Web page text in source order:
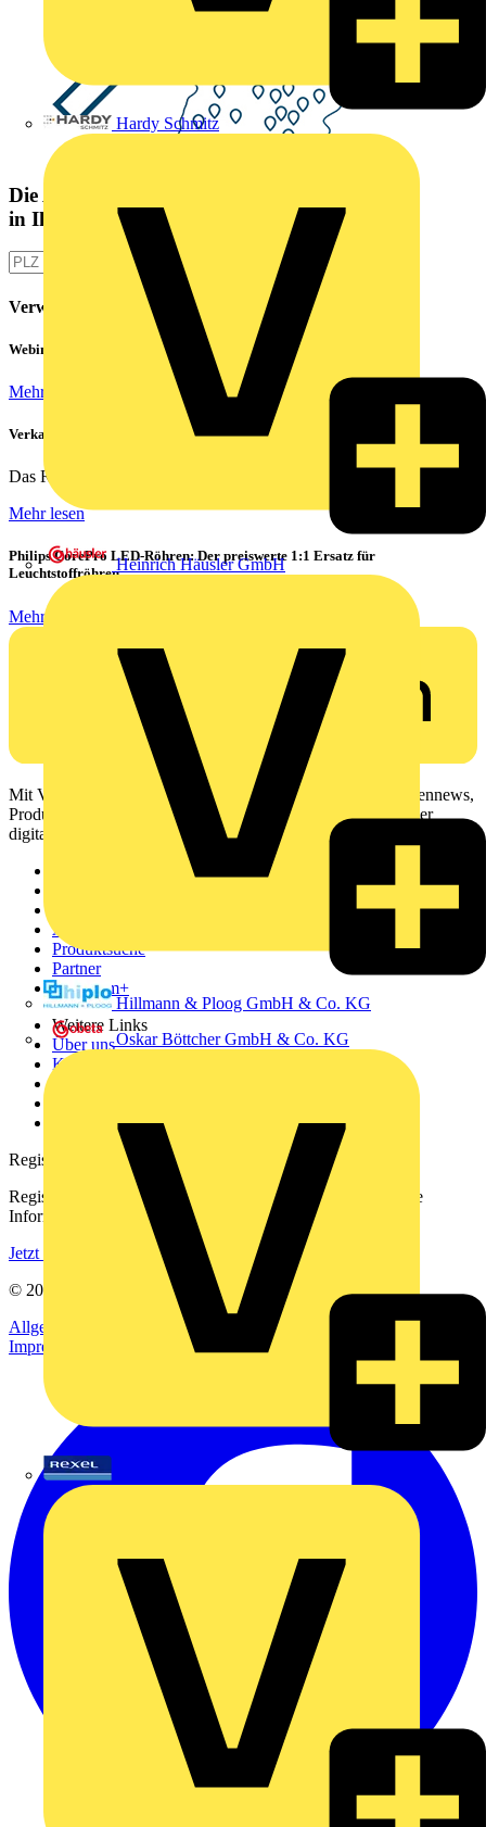
Hardy Schmitz
Heinrich Häusler GmbH
Hillmann & Ploog GmbH & Co. KG
Oskar Böttcher GmbH & Co. KG
Die Altlampen Sammelstelle
in Ihrer Nähe
Verwandte Inhalte
Webinar: Not-Aus und Not-Halt in der Praxis
Mehr lesen
Verkabelung von Rechenzentren
Das Rechenzentrum ist das Herzstück eines jeden...
Mehr lesen
Philips CorePro LED-Röhren: Der preiswerte 1:1 Ersatz für
Leuchtstoffröhren
Mehr lesen
Mit Voltimum erhalten Elektrofachkräfte Zugang zu Branchennews,
Produktinformationen, Schulungen und Tools – alles auf einer
digitalen Plattform und Community.
Akademie
Produktsuche
Partner
Voltimum+
Weitere Links
Über uns
Kontakt
voltimum.com
Registrierung
Registrieren Sie sich kostenlos und erhalten Sie stets aktuelle
Informationen aus der Elektroindustrie.
Jetzt registrieren
© 2002-
Voltimum
Allgemeine Geschäftsbedingungen
Datenschutzerklärung
Impressum